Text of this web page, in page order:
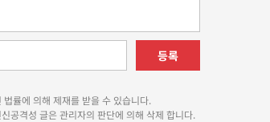
등록
률에 의해 제재를 받을 수 있습니다.
공격성 글은 관리자의 판단에 의해 삭제 합니다.